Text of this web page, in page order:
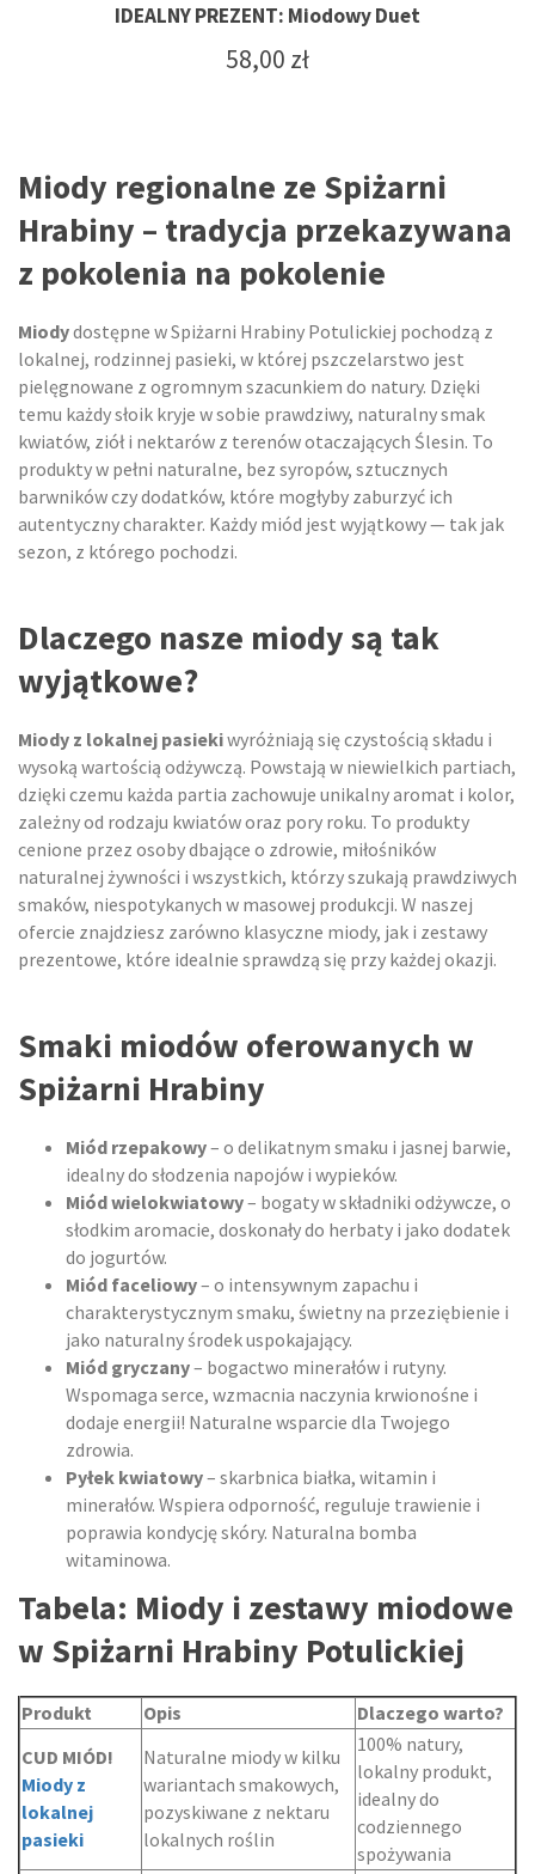
IDEALNY PREZENT: Miodowy Duet
58,00 zł
Miody regionalne ze Spiżarni
Hrabiny – tradycja przekazywana
z pokolenia na pokolenie
Miodydostępne w Spiżarni Hrabiny Potulickiej pochodzą z
lokalnej, rodzinnej pasieki, w której pszczelarstwo jest
pielęgnowane z ogromnym szacunkiem do natury. Dzięki
temu każdy słoik kryje w sobie prawdziwy, naturalny smak
kwiatów, ziół i nektarów z terenów otaczających Ślesin. To
produkty w pełni naturalne, bez syropów, sztucznych
barwników czy dodatków, które mogłyby zaburzyć ich
autentyczny charakter. Każdy miód jest wyjątkowy — tak jak
sezon, z którego pochodzi.
Dlaczego nasze miody są tak
wyjątkowe?
Miody z lokalnej pasiekiwyróżniają się czystością składu i
wysoką wartością odżywczą. Powstają w niewielkich partiach,
dzięki czemu każda partia zachowuje unikalny aromat i kolor,
zależny od rodzaju kwiatów oraz pory roku. To produkty
cenione przez osoby dbające o zdrowie, miłośników
naturalnej żywności i wszystkich, którzy szukają prawdziwych
smaków, niespotykanych w masowej produkcji. W naszej
ofercie znajdziesz zarówno klasyczne miody, jak i zestawy
prezentowe, które idealnie sprawdzą się przy każdej okazji.
Smaki miodów oferowanych w
Spiżarni Hrabiny
Miód rzepakowy– o delikatnym smaku i jasnej barwie,
idealny do słodzenia napojów i wypieków.
Miód wielokwiatowy– bogaty w składniki odżywcze, o
słodkim aromacie, doskonały do herbaty i jako dodatek
do jogurtów.
Miód faceliowy– o intensywnym zapachu i
charakterystycznym smaku, świetny na przeziębienie i
jako naturalny środek uspokajający.
Miód gryczany– bogactwo minerałów i rutyny.
Wspomaga serce, wzmacnia naczynia krwionośne i
dodaje energii! Naturalne wsparcie dla Twojego
zdrowia.
Pyłek kwiatowy– skarbnica białka, witamin i
minerałów. Wspiera odporność, reguluje trawienie i
poprawia kondycję skóry. Naturalna bomba
witaminowa.
Tabela: Miody i zestawy miodowe
w Spiżarni Hrabiny Potulickiej
Produkt Opis
Dlaczego warto?
CUD MIÓD!
Miody z
lokalnej
pasieki
Naturalne miody w kilku
wariantach smakowych,
pozyskiwane z nektaru
lokalnych roślin
100% natury,
lokalny produkt,
idealny do
codziennego
spożywania